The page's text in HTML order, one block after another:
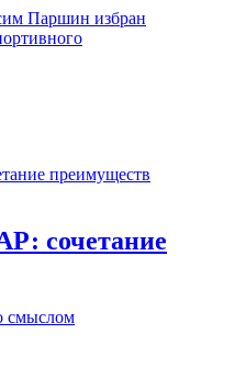
Паршин избран
сочетание